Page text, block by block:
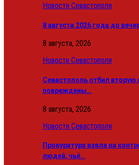
Новости Севастополя
8 августа 2026 года до
8 августа, 2026
Новости Севастополя
Севастополь отбил вторую
повреждены…
8 августа, 2026
Новости Севастополя
Прокуратура взяла на
людей, чьё…